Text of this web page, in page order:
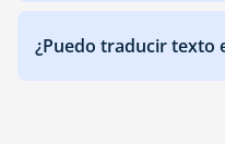
‎¿Puedo traducir texto